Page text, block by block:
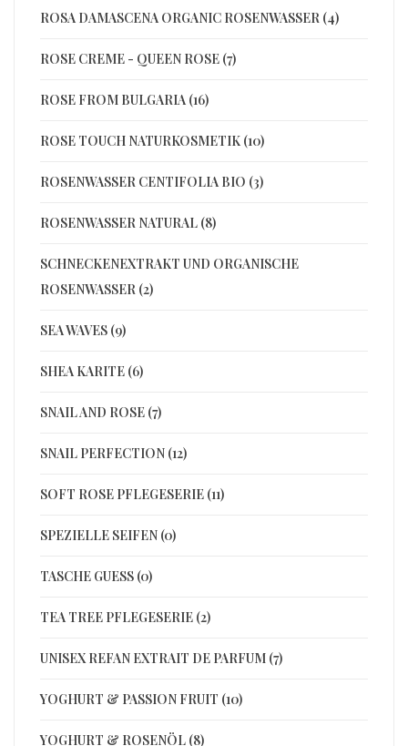
ROSA DAMASCENA ORGANIC ROSENWASSER (4)
ROSE CREME - QUEEN ROSE (7)
ROSE FROM BULGARIA (16)
ROSE TOUCH NATURKOSMETIK (10)
ROSENWASSER CENTIFOLIA BIO (3)
ROSENWASSER NATURAL (8)
SCHNECKENEXTRAKT UND ORGANISCHE
ROSENWASSER (2)
SEA WAVES (9)
SHEA KARITE (6)
SNAIL AND ROSE (7)
SNAIL PERFECTION (12)
SOFT ROSE PFLEGESERIE (11)
SPEZIELLE SEIFEN (0)
TASCHE GUESS (0)
TEA TREE PFLEGESERIE (2)
UNISEX REFAN EXTRAIT DE PARFUM (7)
YOGHURT & PASSION FRUIT (10)
YOGHURT & ROSENÖL (8)